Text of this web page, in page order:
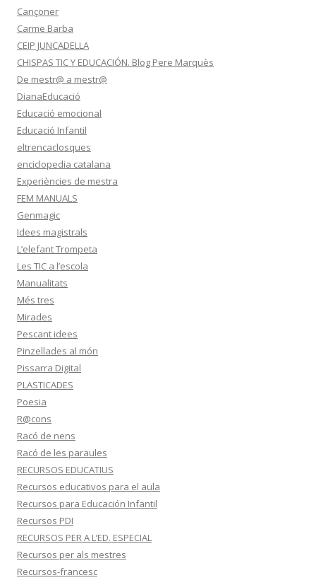
Cançoner
Carme Barba
CEIP JUNCADELLA
CHISPAS TIC Y EDUCACIÓN. Blog Pere Marquès
De mestr@ a mestr@
DianaEducació
Educació emocional
Educació Infantil
eltrencaclosques
enciclopedia catalana
Experiències de mestra
FEM MANUALS
Genmagic
Idees magistrals
L’elefant Trompeta
Les TIC a l’escola
Manualitats
Més tres
Mirades
Pescant idees
Pinzellades al món
Pissarra Digital
PLASTICADES
Poesia
R@cons
Racó de nens
Racó de les paraules
RECURSOS EDUCATIUS
Recursos educativos para el aula
Recursos para Educación Infantil
Recursos PDI
RECURSOS PER A L’ED. ESPECIAL
Recursos per als mestres
Recursos-francesc